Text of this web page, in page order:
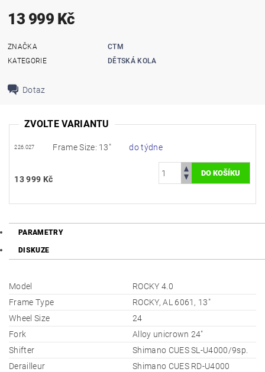
13 999 Kč
ZNAČKA
CTM
KATEGORIE
DĚTSKÁ KOLA
Dotaz
ZVOLTE VARIANTU
226.027 Frame Size: 13" do týdne
13 999 Kč
PARAMETRY
DISKUZE
Model
ROCKY 4.0
Frame Type
ROCKY, AL 6061, 13"
Wheel Size
24
Fork
Alloy unicrown 24"
Shifter
Shimano CUES SL-U4000/9sp.
Derailleur
Shimano CUES RD-U4000